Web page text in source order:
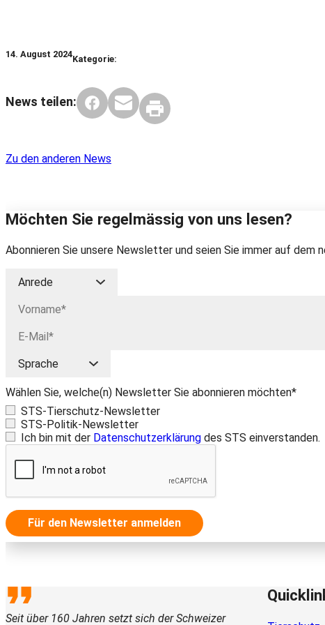
14. August 2024Kategorie:
News teilen:
Zu den anderen News
Möchten Sie regelmässig von uns lesen?
Abonnieren Sie unsere Newsletter und seien Sie immer auf dem
Wählen Sie, welche(n) Newsletter Sie abonnieren möchten*
STS-Tierschutz-Newsletter
STS-Politik-Newsletter
Ich bin mit der Datenschutzerklärung des STS einverstanden.
Für den Newsletter anmelden
Seit über 160 Jahren setzt sich der Schweizer